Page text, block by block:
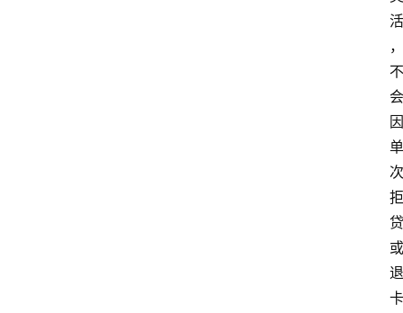
活
，
不
会
因
单
次
拒
贷
或
退
卡